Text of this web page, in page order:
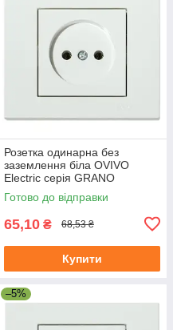
Розетка одинарна без
заземлення біла OVIVO
Electric серія GRANO
Готово до відправки
65,10 ₴ 68,53 ₴
Купити
–5%